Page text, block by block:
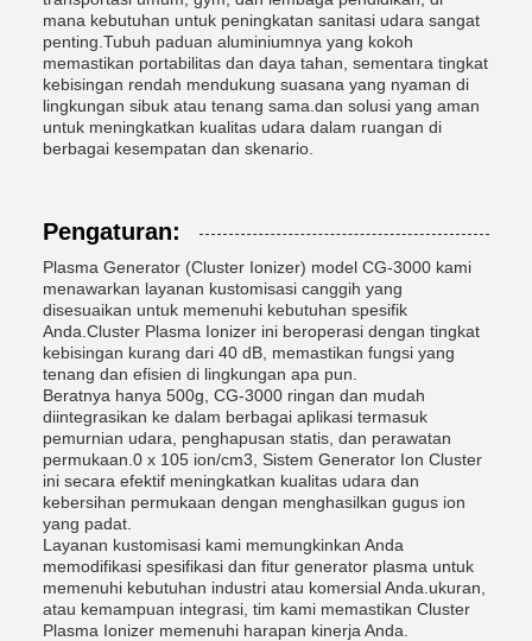
mana kebutuhan untuk peningkatan sanitasi udara sangat
penting.Tubuh paduan aluminiumnya yang kokoh
memastikan portabilitas dan daya tahan, sementara tingkat
kebisingan rendah mendukung suasana yang nyaman di
lingkungan sibuk atau tenang sama.dan solusi yang aman
untuk meningkatkan kualitas udara dalam ruangan di
berbagai kesempatan dan skenario.
Pengaturan:
Plasma Generator (Cluster Ionizer) model CG-3000 kami
menawarkan layanan kustomisasi canggih yang
disesuaikan untuk memenuhi kebutuhan spesifik
Anda.Cluster Plasma Ionizer ini beroperasi dengan tingkat
kebisingan kurang dari 40 dB, memastikan fungsi yang
tenang dan efisien di lingkungan apa pun.
Beratnya hanya 500g, CG-3000 ringan dan mudah
diintegrasikan ke dalam berbagai aplikasi termasuk
pemurnian udara, penghapusan statis, dan perawatan
permukaan.0 x 105 ion/cm3, Sistem Generator Ion Cluster
ini secara efektif meningkatkan kualitas udara dan
kebersihan permukaan dengan menghasilkan gugus ion
yang padat.
Layanan kustomisasi kami memungkinkan Anda
memodifikasi spesifikasi dan fitur generator plasma untuk
memenuhi kebutuhan industri atau komersial Anda.ukuran,
atau kemampuan integrasi, tim kami memastikan Cluster
Plasma Ionizer memenuhi harapan kinerja Anda.